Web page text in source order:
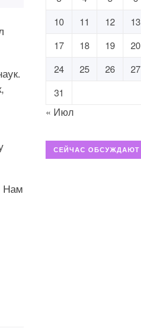
Нам
10
11 12 13
17
18 19 20
24
25 26 27
31
« Июл
СЕЙЧАС ОБСУЖДАЮТ